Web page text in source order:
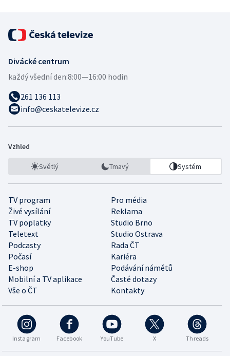
Divácké centrum
každý všední den:8:00—16:00 hodin
261 136 113
info@ceskatelevize.cz
Vzhled
Světlý Tmavý Systém
TV program
Pro média
Živé vysílání
Reklama
TV poplatky
Studio Brno
Teletext
Studio Ostrava
Podcasty
Rada ČT
Počasí
Kariéra
E-shop
Podávání námětů
Mobilní a TV aplikace
Časté dotazy
Vše o ČT
Kontakty
Instagram Facebook YouTube X Threads